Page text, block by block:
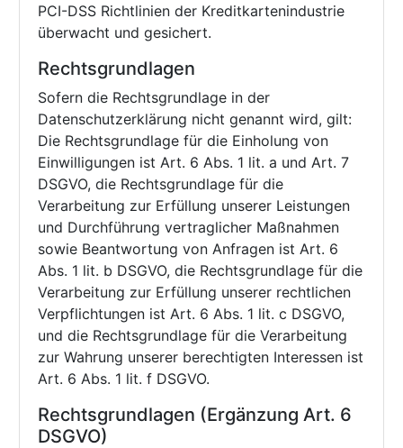
PCI-DSS Richtlinien der Kreditkartenindustrie
überwacht und gesichert.
Rechtsgrundlagen
Sofern die Rechtsgrundlage in der
Datenschutzerklärung nicht genannt wird, gilt:
Die Rechtsgrundlage für die Einholung von
Einwilligungen ist Art. 6 Abs. 1 lit. a und Art. 7
DSGVO, die Rechtsgrundlage für die
Verarbeitung zur Erfüllung unserer Leistungen
und Durchführung vertraglicher Maßnahmen
sowie Beantwortung von Anfragen ist Art. 6
Abs. 1 lit. b DSGVO, die Rechtsgrundlage für die
Verarbeitung zur Erfüllung unserer rechtlichen
Verpflichtungen ist Art. 6 Abs. 1 lit. c DSGVO,
und die Rechtsgrundlage für die Verarbeitung
zur Wahrung unserer berechtigten Interessen ist
Art. 6 Abs. 1 lit. f DSGVO.
Rechtsgrundlagen (Ergänzung Art. 6
DSGVO)